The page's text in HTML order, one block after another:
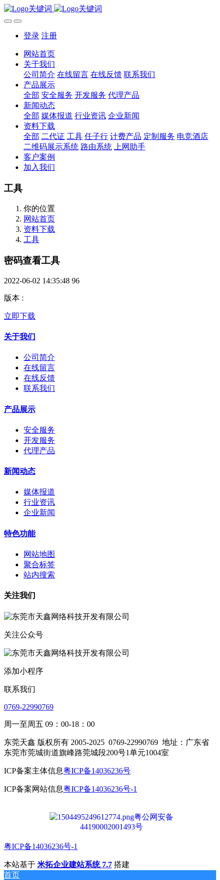
登录 注册
网站首页
关于我们
公司简介 在线留言 在线反馈 联系我们
产品展示
全部 安全服务 开发服务 代理产品
新闻动态
全部 媒体报道 行业资讯 企业新闻
资料下载
全部 二代证 工具 任子行 计费产品 定制服务 电竞酒店
二维码展示系统 路由系统
上网助手
客户案例
加入我们
工具
你的位置
网站首页
资料下载
工具
密码查看工具
2022-06-02 14:35:48 96
版本 :
立即下载
关于我们
公司简介
在线留言
在线反馈
联系我们
产品展示
安全服务
开发服务
代理产品
新闻动态
媒体报道
行业资讯
企业新闻
特色功能
网站地图
聚合标签
站内搜索
关注我们
关注公众号
添加小程序
联系我们
0769-22990769
周一至周五 09：00-18：00
东莞天鑫 版权所有 2005-2025 0769-22990769 地址：广东省
东莞市莞城街道旗峰路莞城段200号1单元1004室
ICP备案主体信息粤ICP备14036236号
ICP备案网站信息粤ICP备14036236号-1
粤公网安备
44190002001493号
粤ICP备14036236号-1
本站基于 米拓企业建站系统 7.7 搭建
首页